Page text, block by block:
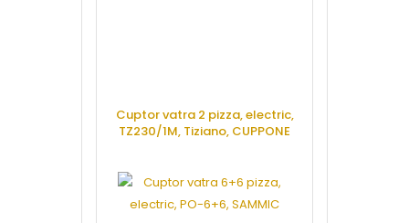
Cuptor vatra 2 pizza, electric,
TZ230/1M, Tiziano, CUPPONE